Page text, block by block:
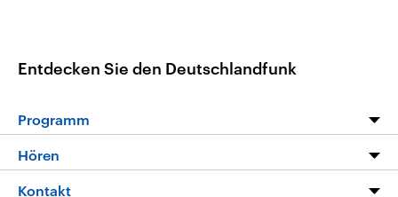
Entdecken Sie den Deutschlandfunk
Programm
Programm
Hören
Livestream
Kontakt